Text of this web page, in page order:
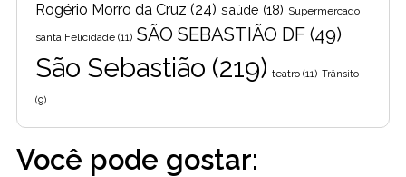
Rogério Morro da Cruz (24) saúde (18) Supermercado
santa Felicidade (11) SÃO SEBASTIÃO DF (49)
São Sebastião (219) teatro (11) Trânsito
(9)
Você pode gostar: